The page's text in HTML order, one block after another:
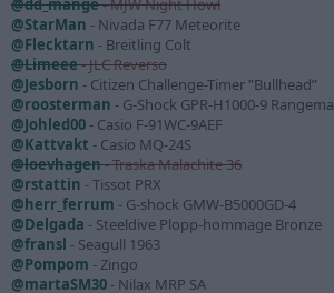
@StarMan - Nivada F77 Meteorite
@Flecktarn - Breitling Colt
@Limeee- JLC Reverso
@Jesborn - Citizen Challenge-Timer ”Bullhead”
@roosterman - G-Shock GPR-H1000-9
@Johled00 - Casio F-91WC-9AEF
@Kattvakt - Casio MQ-24S
@loevhagen- Traska Malachite 36
@rstattin - Tissot PRX
@herr_ferrum - G-shock GMW-B5000GD-4
@Delgada - Steeldive Plopp-hommage Bronze
@fransl - Seagull 1963
@Pompom - Zingo
@martaSM30 - Nilax MRP SA